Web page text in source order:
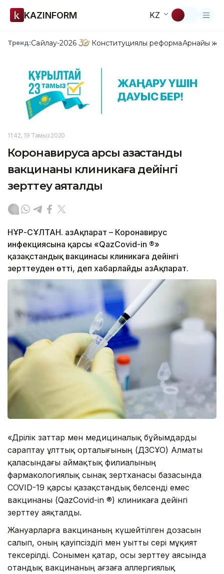
KAZINFORM KZ
Тренд:Сайлау-2026 Конституциялық реформаАрнайы
11:42, 19 Тамыз 2020
Коронавирусқа қарсы қазақстандық
вакцинаны клиникаға дейінгі
зерттеу аяқталды
НҰР-СҰЛТАН. ҚазАқпарат – Коронавирус
инфекциясына қарсы «QazCovid-in ®»
қазақстандық вакцинасы клиникаға дейінгі
зерттеуден өтті, деп хабарлайды ҚазАқпарат.
«Дәрілік заттар мен медициналық бұйымдарды
сараптау ұлттық орталығының (ДЗСҰО) Алматы
қаласындағы аймақтық филиалының
фармакологиялық сынақ зертханасы базасында
COVID-19 қарсы қазақстандық белсенді емес
вакцинаны (QazCovid-in ®️) клиникаға дейінгі
зерттеу аяқталды.
Жануарларға вакцинаның күшейтілген дозасын
салып, оның қауіпсіздігі мен уытты әсері мұқият
тексерілді. Сонымен қатар, осы зерттеу аясында
отандық вакцинаның ағзаға аллергиялық